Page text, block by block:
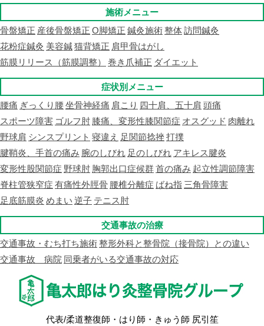
施術メニュー
骨盤矯正 産後骨盤矯正 O脚矯正 鍼灸施術整体訪問鍼灸
花粉症鍼灸 美容鍼猫背矯正 肩甲骨はがし
筋膜リリース（筋膜調整）
巻き爪補正 ダイエット
症状別メニュー
腰痛 ぎっくり腰坐骨神経痛 肩こり 四十肩、五十肩 頭痛
スポーツ障害 ゴルフ肘 膝痛、変形性膝関節症 オスグッド 肉離れ
野球肩 シンスプリント 寝違え 足関節捻挫打撲
腱鞘炎、手首の痛み 腕のしびれ 足のしびれ アキレス腱炎
変形性股関節症 野球肘 胸郭出口症候群首の痛み 起立性調節障害
脊柱管狭窄症 有痛性外脛骨 腰椎分離症 ばね指 三角骨障害
足底筋膜炎 めまい 逆子 テニス肘
交通事故の治療
交通事故・むち打ち施術整形外科と整骨院（接骨院）との違い
交通事故 病院 同乗者がいる交通事故の対応
代表/柔道整復師・はり師・きゅう師 尻引笙